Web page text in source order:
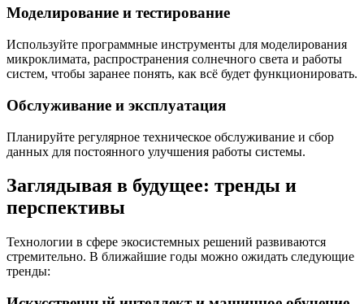
Моделирование и тестирование
Используйте программные инструменты для моделирования
микроклимата, распространения солнечного света и работы
систем, чтобы заранее понять, как всё будет функционировать.
Обслуживание и эксплуатация
Планируйте регулярное техническое обслуживание и сбор
данных для постоянного улучшения работы системы.
Заглядывая в будущее: тренды и
перспективы
Технологии в сфере экосистемных решений развиваются
стремительно. В ближайшие годы можно ожидать следующие
тренды: